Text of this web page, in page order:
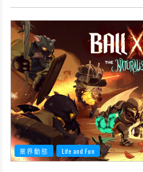
業界動態 Life and Fun